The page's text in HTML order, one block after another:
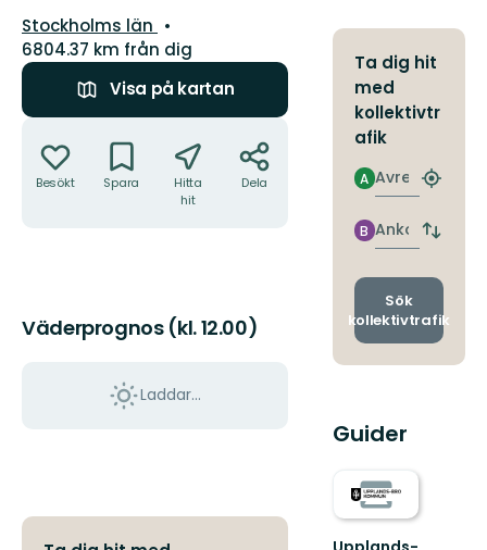
Län:
Stockholms län
6804.37 km från dig
Visa på kartan
Besökt Spara
Hitta
hit
Dela
Väderprognos (kl. 12.00)
Laddar...
Ta dig hit
med
kollektivtr
afik
Avresa
A
Hitta
Ankomst
B
Byt
och
Sök
kollektivtrafik
Guider